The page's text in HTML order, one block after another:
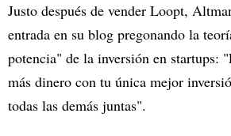
Justo después de vender Loopt,
entrada en su blog pregonando la
potencia" de la inversión en startups:
más dinero con tu única mejor
todas las demás juntas".